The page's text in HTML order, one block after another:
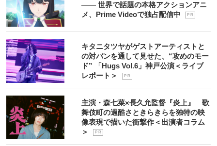
―― 世界で話題の本格アクションアニ
メ、Prime Videoで独占配信中
P R
キタニタツヤがゲストアーティストと
の対バンを通して見せた、“攻めのモー
ド” 「Hugs Vol.6」神戸公演＜ライブ
レポート＞
P R
主演・森七菜×長久允監督『炎上』 歌
舞伎町の過酷さときらきらを独特の映
像表現で描いた衝撃作＜出演者コラム
＞
P R